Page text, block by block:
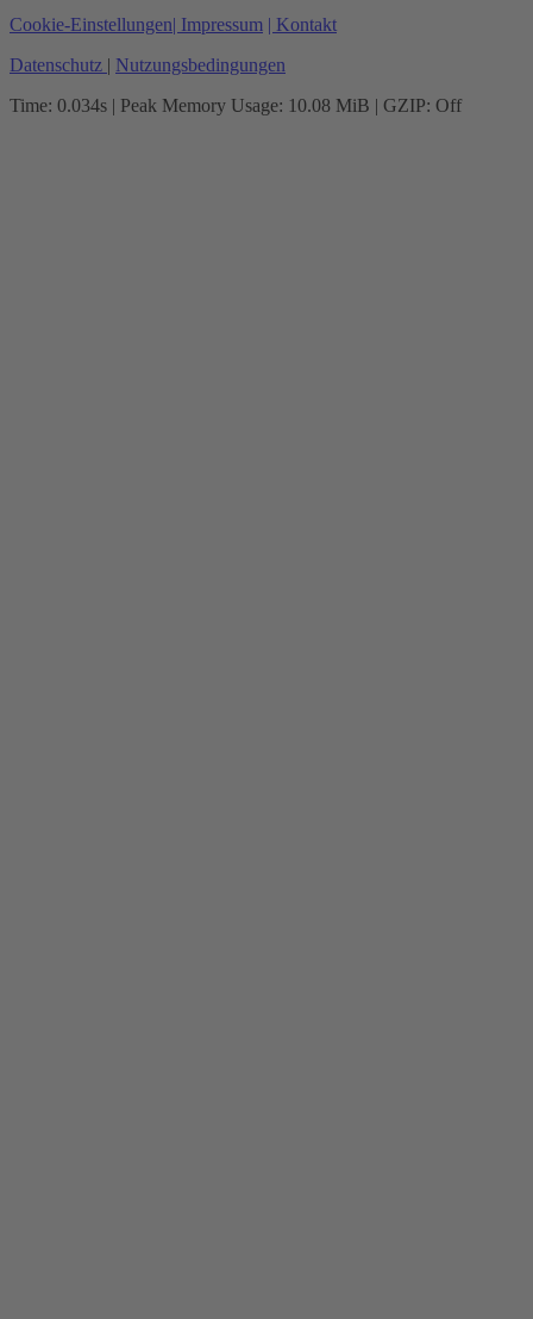
Cookie-Einstellungen| Impressum | Kontakt
Datenschutz | Nutzungsbedingungen
Time: 0.034s | Peak Memory Usage: 10.08 MiB | GZIP: Off